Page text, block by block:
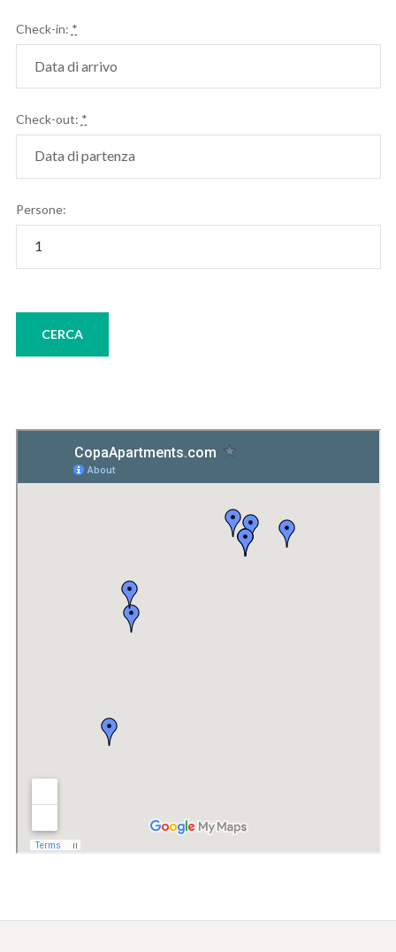
Check-in: *
Check-out: *
Persone: